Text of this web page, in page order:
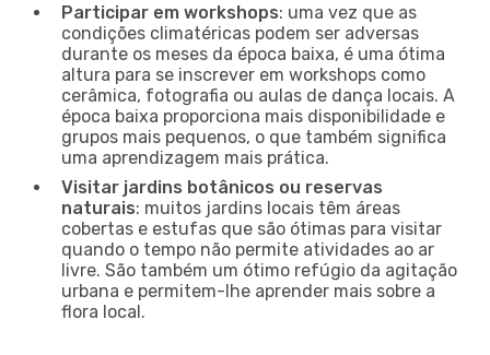
Participar em workshops: uma vez que as
condições climatéricas podem ser adversas
durante os meses da época baixa, é uma ótima
altura para se inscrever em workshops como
cerâmica, fotografia ou aulas de dança locais. A
época baixa proporciona mais disponibilidade e
grupos mais pequenos, o que também significa
uma aprendizagem mais prática.
Visitar jardins botânicos ou reservas
naturais: muitos jardins locais têm áreas
cobertas e estufas que são ótimas para visitar
quando o tempo não permite atividades ao ar
livre. São também um ótimo refúgio da agitação
urbana e permitem-lhe aprender mais sobre a
flora local.